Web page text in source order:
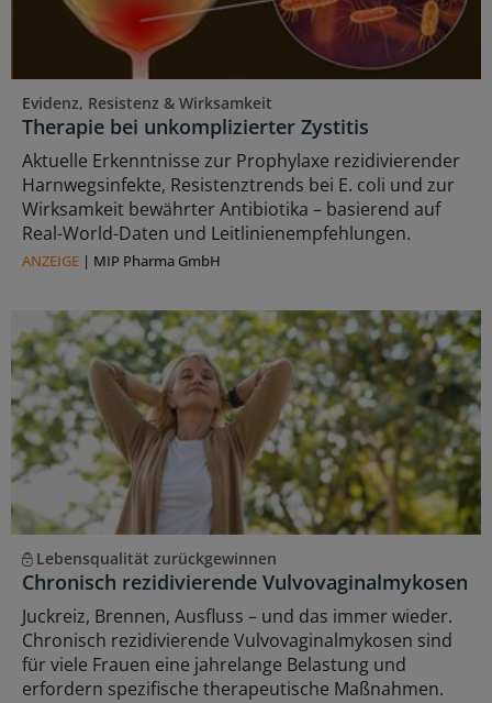
Evidenz, Resistenz & Wirksamkeit
Therapie bei unkomplizierter Zystitis
Aktuelle Erkenntnisse zur Prophylaxe rezidivierender
Harnwegsinfekte, Resistenztrends bei E. coli und zur
Wirksamkeit bewährter Antibiotika – basierend auf
Real-World-Daten und Leitlinienempfehlungen.
ANZEIGE | MIP Pharma GmbH
Lebensqualität zurückgewinnen
Chronisch rezidivierende Vulvovaginalmykosen
Juckreiz, Brennen, Ausfluss – und das immer wieder.
Chronisch rezidivierende Vulvovaginalmykosen sind
für viele Frauen eine jahrelange Belastung und
erfordern spezifische therapeutische Maßnahmen.